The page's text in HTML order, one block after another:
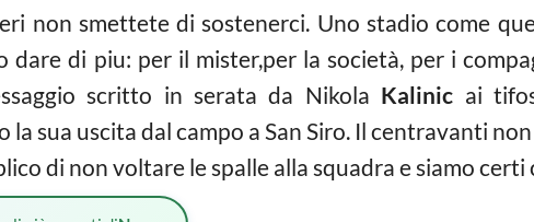
non smettete di sostenerci. Uno stadio come
dare di piu: per il mister,per la società, per i
scritto in serata da Nikola Kalinic ai
la sua uscita dal campo a San Siro. Il centravanti
di non voltare le spalle alla squadra e siamo certi